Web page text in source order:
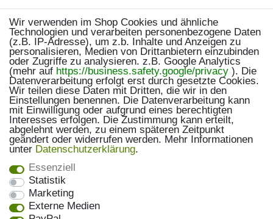
Wir verwenden im Shop Cookies und ähnliche
Technologien und verarbeiten personenbezogene Daten
(z.B. IP-Adresse), um z.b. Inhalte und Anzeigen zu
personalisieren, Medien von Drittanbietern einzubinden
oder Zugriffe zu analysieren. z.B. Google Analytics
(mehr auf https://business.safety.google/privacy ). Die
Datenverarbeitung erfolgt erst durch gesetzte Cookies.
Wir teilen diese Daten mit Dritten, die wir in den
Einstellungen benennen. Die Datenverarbeitung kann
mit Einwilligung oder aufgrund eines berechtigten
Interesses erfolgen. Die Zustimmung kann erteilt,
abgelehnt werden, zu einem späteren Zeitpunkt
geändert oder widerrufen werden. Mehr Informationen
unter Daten­schutz­erklärung.
Essenziell
Statistik
Marketing
Externe Medien